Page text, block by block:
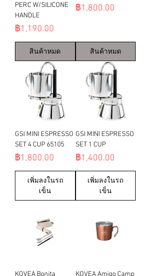
PERC W/SILICONE
HANDLE
ราคา
฿1,190.00
สินค้าหมด
ราคา
฿1,800.00
สินค้าหมด
GSI MINI ESPRESSO
SET 4 CUP 65105
ราคา
฿1,800.00
เพิ่มลงในรถ
เข็น
GSI MINI ESPRESSO
SET 1 CUP
ราคา
฿1,400.00
เพิ่มลงในรถ
เข็น
KOVEA Bonita
KOVEA Amigo Camp